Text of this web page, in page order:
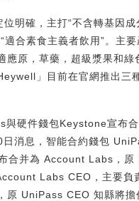
位明確，主打“不含轉基因成
適合素食主義者飲用”。主
應原，草藥，超級漿果和綠
」目前在官網推出三
與硬件錢包Keystone宣布
消息，智能合約錢包
合并為 Account Labs，原
Labs CEO，主要負
原 UniPass CEO 知縣將擔